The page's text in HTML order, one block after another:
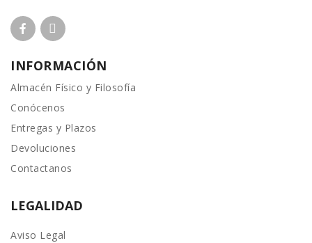
INFORMACIÓN
Almacén Físico y Filosofía
Conócenos
Entregas y Plazos
Devoluciones
Contactanos
LEGALIDAD
Aviso Legal